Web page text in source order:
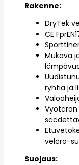
Rakenne:
DryTek
CE
Mukava
ryhtiä ja
velcro-
Suojaus: